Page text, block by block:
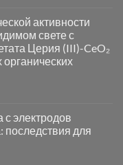
активности
свете с
Церия (III)-CeO₂
электродов
последствия для